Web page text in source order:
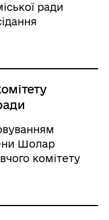
ради
мовчання.
Шолар
комітету
Прибуло